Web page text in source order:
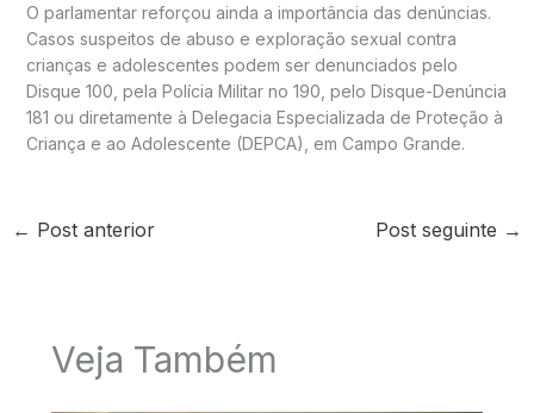
O parlamentar reforçou ainda a importância das denúncias.
Casos suspeitos de abuso e exploração sexual contra
crianças e adolescentes podem ser denunciados pelo
Disque 100, pela Polícia Militar no 190, pelo Disque-Denúncia
181 ou diretamente à Delegacia Especializada de Proteção à
Criança e ao Adolescente (DEPCA), em Campo Grande.
← Post anterior Post seguinte →
Veja Também